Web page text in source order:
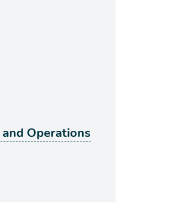
Operations